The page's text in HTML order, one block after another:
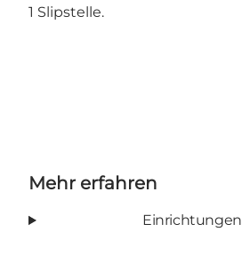
1 Slipstelle.
Mehr erfahren
Einrichtungen